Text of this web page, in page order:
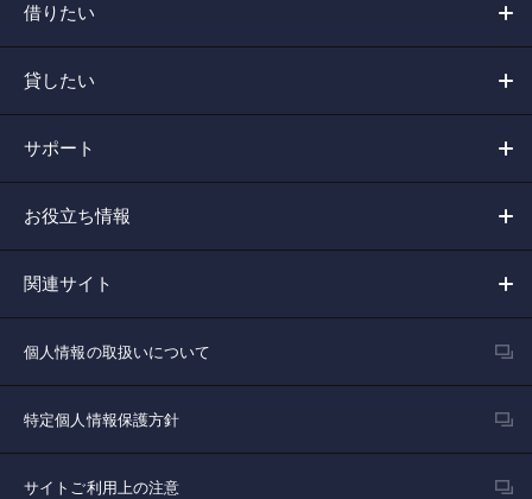
借りたい
貸したい
サポート
お役立ち情報
関連サイト
個人情報の取扱いについて
特定個人情報保護方針
サイトご利用上の注意